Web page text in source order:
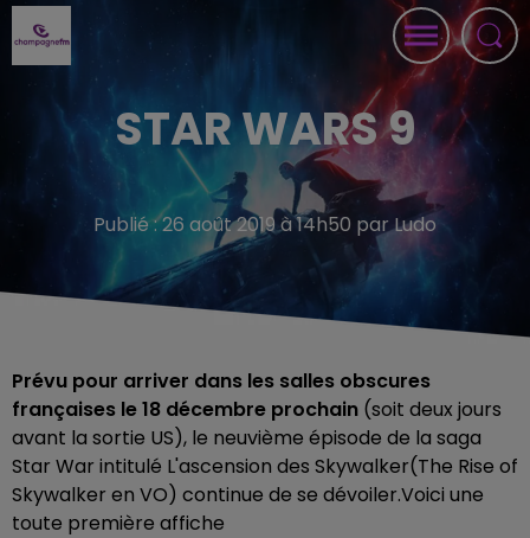
STAR WARS 9
Publié : 26 août 2019 à 14h50 par Ludo
Prévu pour arriver dans les salles obscures
françaises le 18 décembre prochain (soit deux jours
avant la sortie US), le neuvième épisode de la saga
Star War intitulé L'ascension des Skywalker(The Rise of
Skywalker en VO) continue de se dévoiler.Voici une
toute première affiche